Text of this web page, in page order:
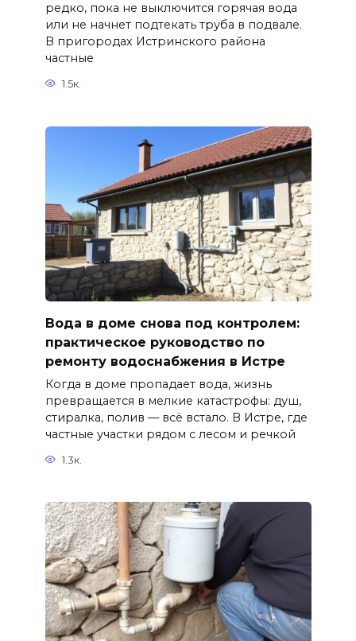
редко, пока не выключится горячая вода
или не начнет подтекать труба в подвале.
В пригородах Истринского района
частные
1.5к.
Вода в доме снова под контролем:
практическое руководство по
ремонту водоснабжения в Истре
Когда в доме пропадает вода, жизнь
превращается в мелкие катастрофы: душ,
стиралка, полив — всё встало. В Истре, где
частные участки рядом с лесом и речкой
1.3к.